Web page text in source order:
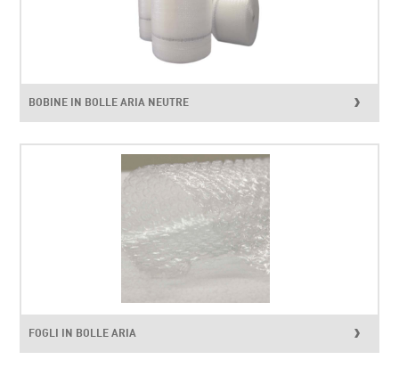
BOBINE IN BOLLE ARIA NEUTRE
FOGLI IN BOLLE ARIA